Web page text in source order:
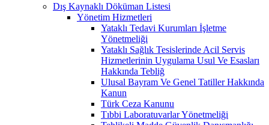
Dış Kaynaklı Döküman Listesi
Yönetim Hizmetleri
Yataklı Tedavi Kurumları İşletme
Yönetmeliği
Yataklı Sağlık Tesislerinde Acil Servis
Hizmetlerinin Uygulama Usul Ve Esasları
Hakkında Tebliğ
Ulusal Bayram Ve Genel Tatiller Hakkında
Kanun
Türk Ceza Kanunu
Tıbbi Laboratuvarlar Yönetmeliği